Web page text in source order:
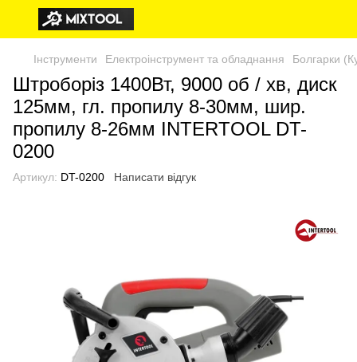
Інструменти Електроінструмент та обладнання Болгарки
Штроборіз 1400Вт, 9000 об / хв, диск
125мм, гл. пропилу 8-30мм, шир.
пропилу 8-26мм INTERTOOL DT-
0200
Артикул: DT-0200 Написати відгук